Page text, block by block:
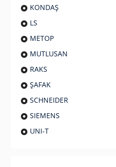
KONDAŞ
LS
METOP
MUTLUSAN
RAKS
ŞAFAK
SCHNEIDER
SIEMENS
UNI-T